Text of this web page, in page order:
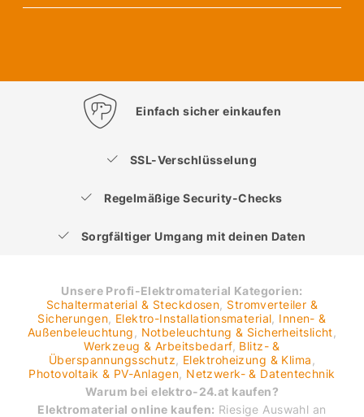
Einfach sicher einkaufen
SSL-Verschlüsselung
Regelmäßige Security-Checks
Sorgfältiger Umgang mit deinen Daten
Unsere Profi-Elektromaterial Kategorien:
Schaltermaterial & Steckdosen Stromverteiler &
Sicherungen Elektro-Installationsmaterial Innen- &
Außenbeleuchtung
Notbeleuchtung & Sicherheitslicht
Werkzeug & Arbeitsbedarf, Blitz- &
Überspannungsschutz
Elektroheizung & Klima
Photovoltaik & PV-Anlagen Netzwerk- & Datentechnik
Warum bei elektro-24.at kaufen?
Elektromaterial online kaufen: Riesige Auswahl an